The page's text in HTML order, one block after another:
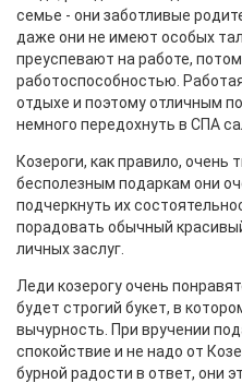
семье - они заботливые
даже они не имеют особых
преуспевают на работе,
работоспособностью.
отдыхе и поэтому отличным
немного передохнуть в СПА
Козероги, как правило,
бесполезным подаркам они
подчеркнуть их
порадовать обычный
личных заслуг.
Леди козерогу очень
будет строгий букет, в
вычурность. При вручении
спокойствие и не надо от
бурной радости в ответ, они